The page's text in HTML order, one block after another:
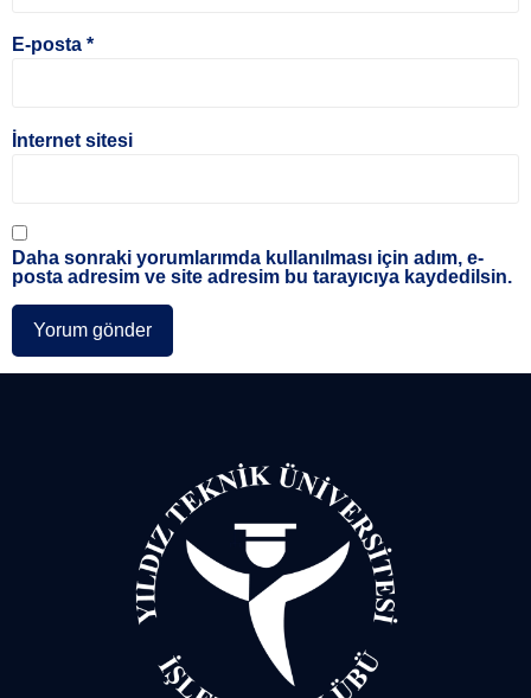
E-posta *
İnternet sitesi
Daha sonraki yorumlarımda kullanılması için adım, e-
posta adresim ve site adresim bu tarayıcıya kaydedilsin.